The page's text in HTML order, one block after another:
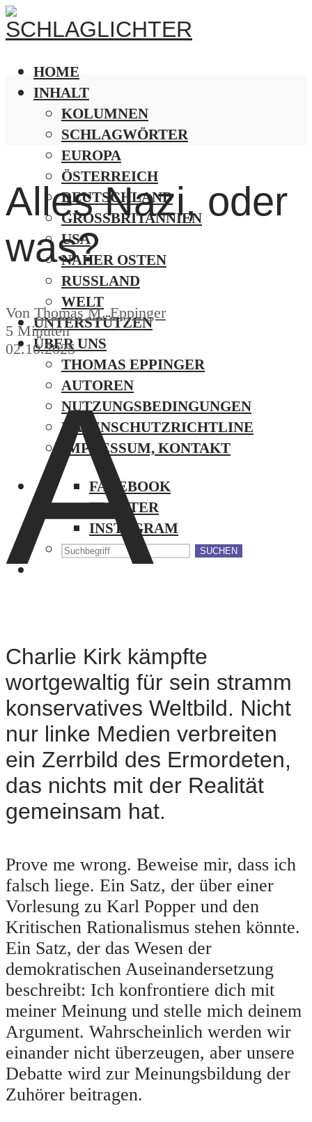
HOME
INHALT
KOLUMNEN
SCHLAGWÖRTER
EUROPA
ÖSTERREICH
DEUTSCHLAND
GROSSBRITANNIEN
USA
NAHER OSTEN
RUSSLAND
WELT
UNTERSTÜTZEN
ÜBER UNS
THOMAS EPPINGER
AUTOREN
NUTZUNGSBEDINGUNGEN
DATENSCHUTZRICHTLINE
IMPRESSUM, KONTAKT
FACEBOOK
TWITTER
INSTAGRAM
SUCHEN
Alles Nazi, oder
was?
Von Thomas M. Eppinger
5 Minuten
02.10.2025
A
Charlie Kirk kämpfte
wortgewaltig für sein stramm
konservatives Weltbild. Nicht
nur linke Medien verbreiten
ein Zerrbild des Ermordeten,
das nichts mit der Realität
gemeinsam hat.
Prove me wrong. Beweise mir, dass ich
falsch liege. Ein Satz, der über einer
Vorlesung zu Karl Popper und den
Kritischen Rationalismus stehen könnte.
Ein Satz, der das Wesen der
demokratischen Auseinandersetzung
beschreibt: Ich konfrontiere dich mit
meiner Meinung und stelle mich deinem
Argument. Wahrscheinlich werden wir
einander nicht überzeugen, aber unsere
Debatte wird zur Meinungsbildung der
Zuhörer beitragen.